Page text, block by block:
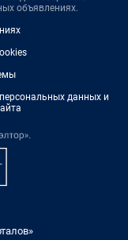
объявлениях.
данных и